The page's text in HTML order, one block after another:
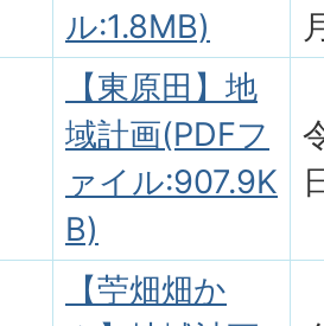
ル:1.8MB)
【東原田】地
域計画(PDFフ
ァイル:907.9K
B)
【苧畑畑か